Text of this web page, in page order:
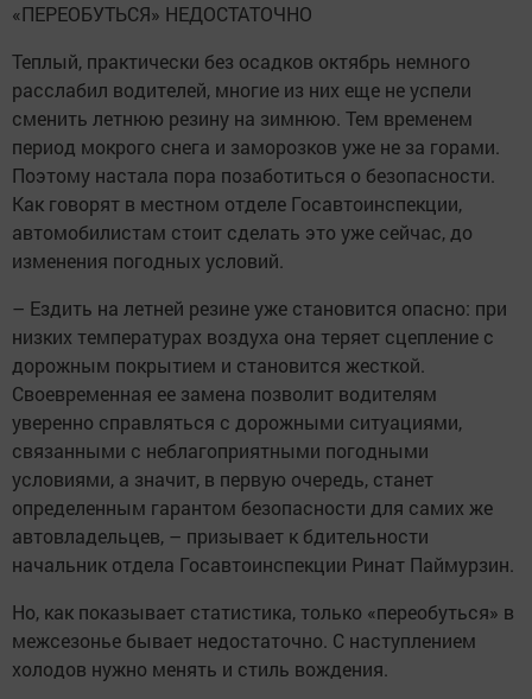
«ПЕРЕОБУТЬСЯ» НЕДОСТАТОЧНО
Теплый, практически без осадков октябрь немного
расслабил водителей, многие из них еще не успели
сменить летнюю резину на зимнюю. Тем временем
период мокрого снега и заморозков уже не за горами.
Поэтому настала пора позаботиться о безопасности.
Как говорят в местном отделе Госавтоинспекции,
автомобилистам стоит сделать это уже сейчас, до
изменения погодных условий.
– Ездить на летней резине уже становится опасно: при
низких температурах воздуха она теряет сцепление с
дорожным покрытием и становится жесткой.
Своевременная ее замена позволит водителям
уверенно справляться с дорожными ситуациями,
связанными с неблагоприятными погодными
условиями, а значит, в первую очередь, станет
определенным гарантом безопасности для самих же
автовладельцев, – призывает к бдительности
начальник отдела Госавтоинспекции Ринат Паймурзин.
Но, как показывает статистика, только «переобуться» в
межсезонье бывает недостаточно. С наступлением
холодов нужно менять и стиль вождения.